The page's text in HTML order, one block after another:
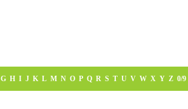
G H I J K L M N O P Q R S T U V W X Y Z 0/9